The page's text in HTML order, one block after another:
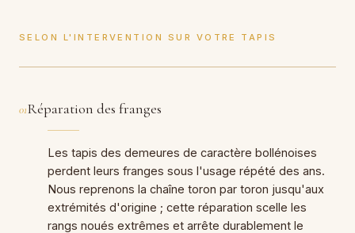
SELON L'INTERVENTION SUR VOTRE TAPIS
01Réparation des franges
Les tapis des demeures de caractère bollénoises
perdent leurs franges sous l'usage répété des ans.
Nous reprenons la chaîne toron par toron jusqu'aux
extrémités d'origine ; cette réparation scelle les
rangs noués extrêmes et arrête durablement le